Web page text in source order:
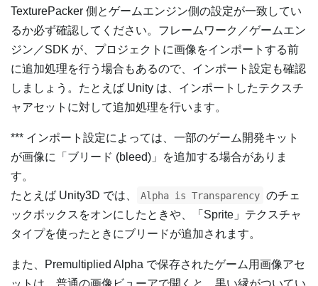
TexturePacker 側とゲームエンジン側の設定が一致してい
るか必ず確認してください。フレームワーク／ゲームエン
ジン／SDK が、プロジェクトに画像をインポートする前
に追加処理を行う場合もあるので、インポート設定も確認
しましょう。たとえば Unity は、インポートしたテクスチ
ャアセットに対して追加処理を行います。
*** インポート設定によっては、一部のゲーム開発キット
が画像に「ブリード (bleed)」を追加する場合がありま
す。
たとえば Unity3D では、
Alpha is Transparency のチェ
ックボックスをオンにしたときや、「Sprite」テクスチャ
タイプを使ったときにブリードが追加されます。
また、Premultiplied Alpha で保存されたゲーム用画像アセ
ットは、普通の画像ビューアで開くと、黒い縁がついてい